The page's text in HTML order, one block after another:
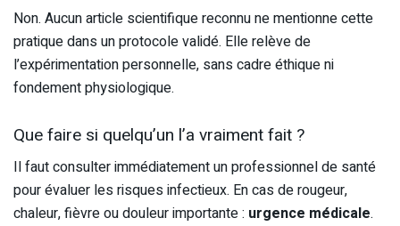
Non. Aucun article scientifique reconnu ne mentionne cette
pratique dans un protocole validé. Elle relève de
l’expérimentation personnelle, sans cadre éthique ni
fondement physiologique.
Que faire si quelqu’un l’a vraiment fait ?
Il faut consulter immédiatement un professionnel de santé
pour évaluer les risques infectieux. En cas de rougeur,
chaleur, fièvre ou douleur importante : urgence médicale.